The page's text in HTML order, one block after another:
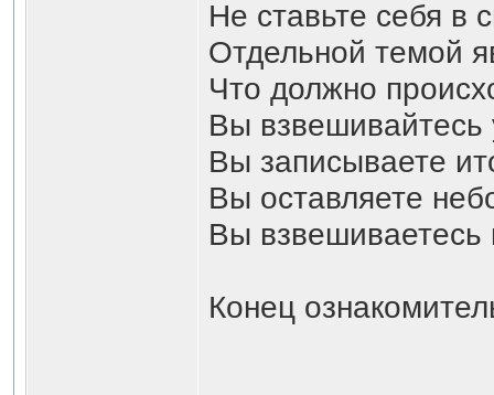
Не ставьте себя в
Отдельной темой
Что должно
Вы взвешивайтесь
Вы записываете
Вы оставляете
Вы взвешиваетесь
Конец